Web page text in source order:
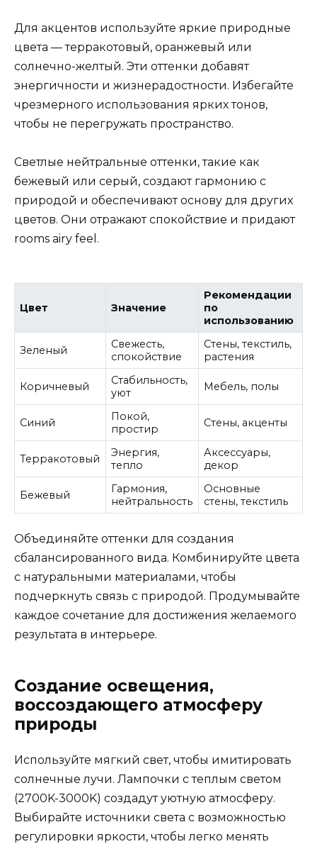
Для акцентов используйте яркие природные
цвета — терракотовый, оранжевый или
солнечно-желтый. Эти оттенки добавят
энергичности и жизнерадостности. Избегайте
чрезмерного использования ярких тонов,
чтобы не перегружать пространство.
Светлые нейтральные оттенки, такие как
бежевый или серый, создают гармонию с
природой и обеспечивают основу для других
цветов. Они отражают спокойствие и придают
rooms airy feel.
Цвет Значение
Рекомендации
по
использованию
Зеленый
Свежесть,
спокойствие
Стены, текстиль,
растения
Коричневый
Стабильность,
уют
Мебель, полы
Синий
Покой,
простир
Стены, акценты
Терракотовый
Энергия,
тепло
Аксессуары,
декор
Бежевый
Гармония,
нейтральность
Основные
стены, текстиль
Объединяйте оттенки для создания
сбалансированного вида. Комбинируйте цвета
с натуральными материалами, чтобы
подчеркнуть связь с природой. Продумывайте
каждое сочетание для достижения желаемого
результата в интерьере.
Создание освещения,
воссоздающего атмосферу
природы
Используйте мягкий свет, чтобы имитировать
солнечные лучи. Лампочки с теплым светом
(2700K-3000K) создадут уютную атмосферу.
Выбирайте источники света с возможностью
регулировки яркости, чтобы легко менять